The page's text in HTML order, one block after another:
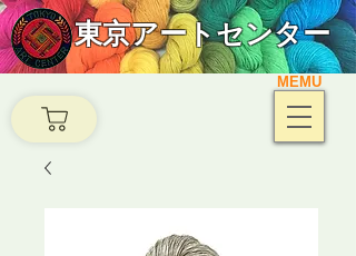
東京アートセンター
MEMU